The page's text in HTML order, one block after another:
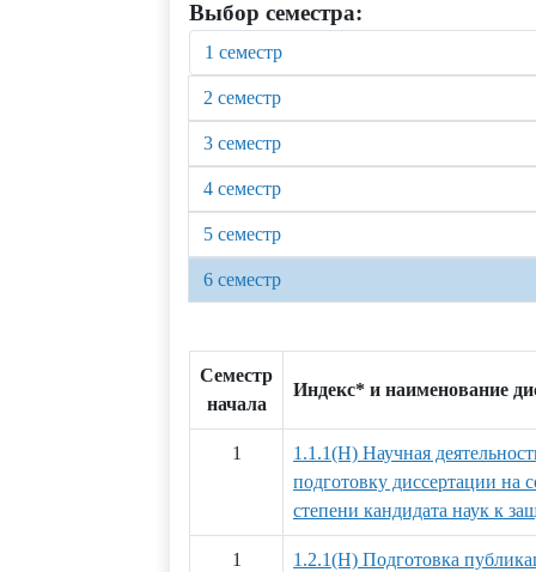
Выбор семестра:
1 семестр
2 семестр
3 семестр
4 семестр
5 семестр
6 семестр
Семестр
начала
Индекс* и наименование
1
1.1.1(Н) Научная
подготовку диссертации на
степени кандидата наук к
1
1.2.1(Н) Подготовка